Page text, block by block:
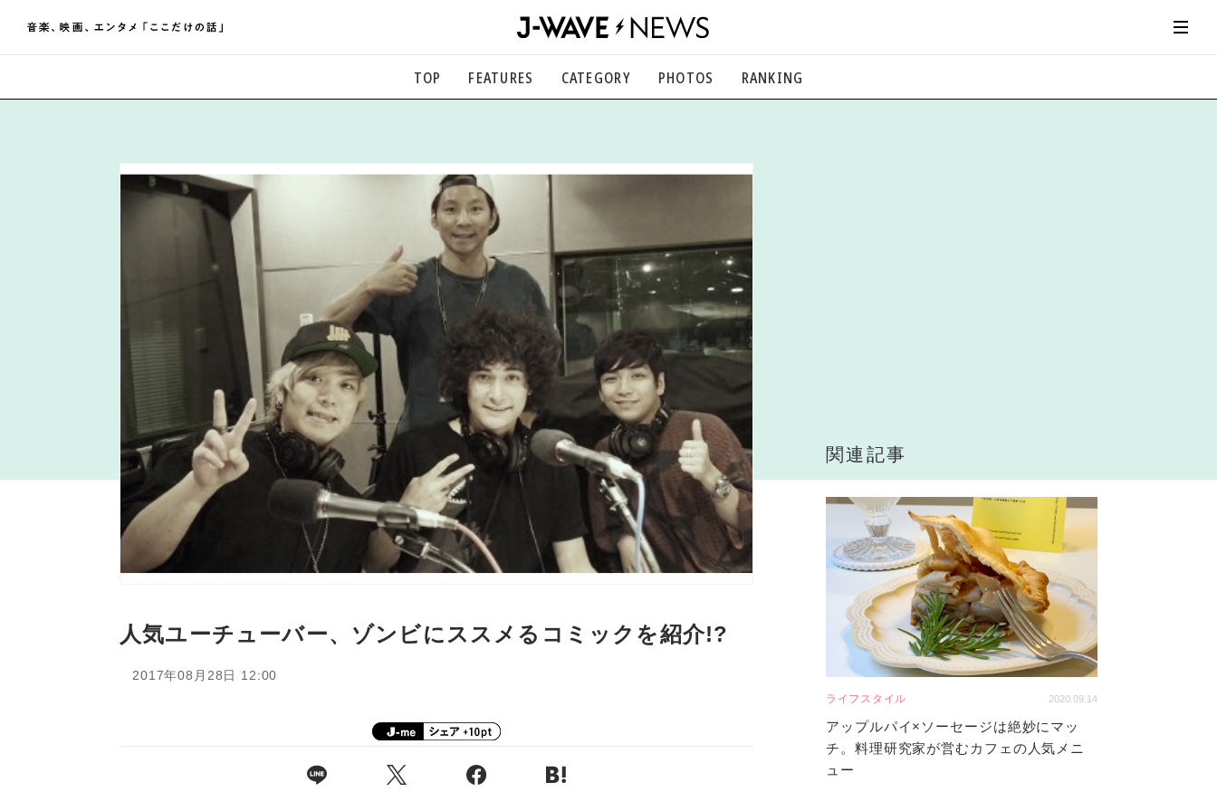
TOP FEATURES CATEGORY
映画、芸能、舞台、スポーツなど
ライフスタイル
食、健康、美容…暮らし豊かに
社会
国内、海外の気になるトピック
PHOTOS RANKING
人気ユーチューバー、ゾンビにススメるコミックを紹介!?
2017年08月28日 12:00
関連記事
ライフスタイル 2020.09.14
アップルパイ×ソーセージは絶妙にマッ
チ。料理研究家が営むカフェの人気メニ
ュー